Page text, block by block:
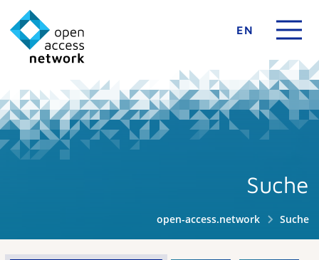
EN
Suche
open-access.network Suche